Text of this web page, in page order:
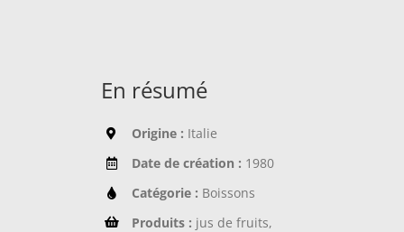
En résumé
Origine : Italie
Date de création : 1980
Catégorie : Boissons
Produits : jus de fruits,